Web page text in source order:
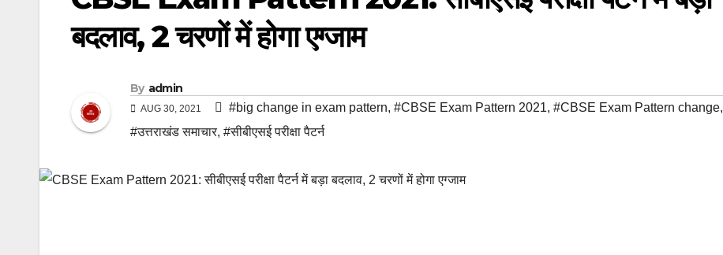
बदलाव, 2 चरणों में होगा एग्जाम
By admin
AUG 30, 2021 #big change in exam pattern, #CBSE Exam Pattern 2021, #CBSE Exam Pattern change,
#उत्तराखंड समाचार, #सीबीएसई परीक्षा पैटर्न